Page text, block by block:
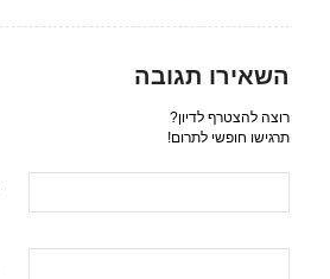
השאירו תגובה
רוצה להצטרף לדיון?
תרגישו חופשי לתרום!